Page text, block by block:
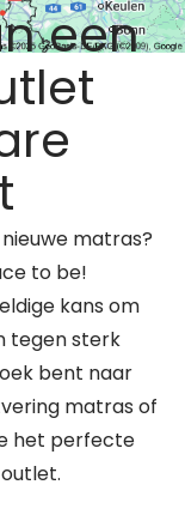
een
matras?
to be!
kans om
tegen sterk
bent naar
matras of
het perfecte